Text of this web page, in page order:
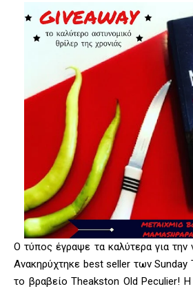
Ο τύπος έγραψε τα καλύτερα για την
Ανακηρύχτηκε best seller των Sunday
το βραβείο Theakston Old Peculier! Η